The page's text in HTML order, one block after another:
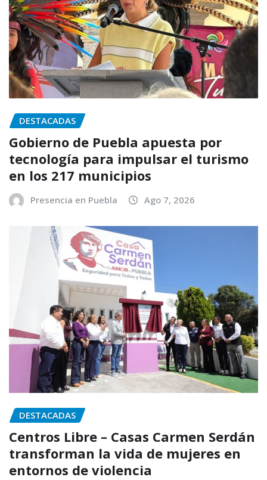
DESTACADAS
Gobierno de Puebla apuesta por
tecnología para impulsar el turismo
en los 217 municipios
Presencia en Puebla Ago 7, 2026
DESTACADAS
Centros Libre – Casas Carmen Serdán
transforman la vida de mujeres en
entornos de violencia